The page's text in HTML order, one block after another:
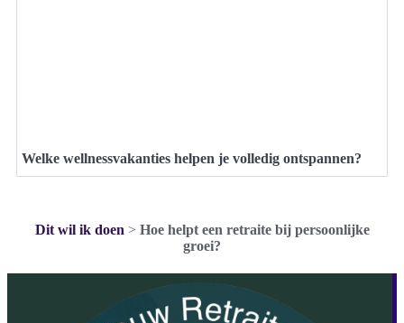
Welke wellnessvakanties helpen je volledig ontspannen?
Dit wil ik doen > Hoe helpt een retraite bij persoonlijke
groei?